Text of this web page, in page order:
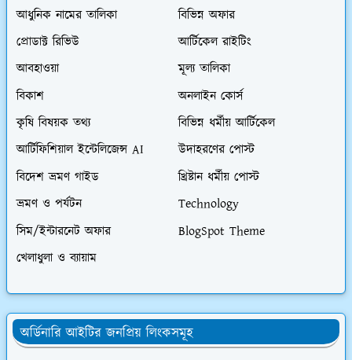
আধুনিক নামের তালিকা
বিভিন্ন অফার
প্রোডাক্ট রিভিউ
আর্টিকেল রাইটিং
আবহাওয়া
মূল্য তালিকা
বিকাশ
অনলাইন কোর্স
কৃষি বিষয়ক তথ্য
বিভিন্ন ধর্মীয় আর্টিকেল
আর্টিফিশিয়াল ইন্টেলিজেন্স AI
উদাহরণের পোস্ট
বিদেশ ভ্রমণ গাইড
খ্রিষ্টান ধর্মীয় পোস্ট
ভ্রমণ ও পর্যটন
Technology
সিম/ইন্টারনেট অফার
BlogSpot Theme
খেলাধুলা ও ব্যায়াম
অর্ডিনারি আইটির জনপ্রিয় লিংকসমূহ